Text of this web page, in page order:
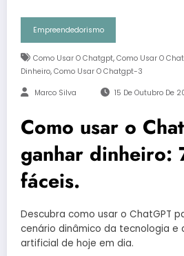
Empreendedorismo
Como Usar O Chatgpt, Como Usar O
Dinheiro, Como Usar O Chatgpt-3
Marco Silva 15 De Outubro De
Como usar o
ganhar dinheiro:
fáceis.
Descubra como usar o ChatGPT
cenário dinâmico da tecnologia e
artificial de hoje em dia.